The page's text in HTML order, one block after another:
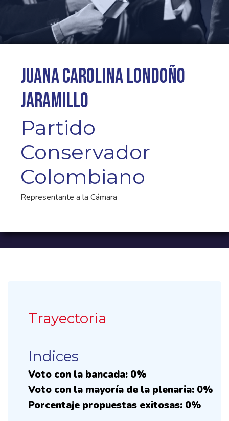
Juana Carolina Londoño
Jaramillo
Partido
Conservador
Colombiano
Representante a la Cámara
Trayectoria
Indices
Voto con la bancada: 0%
Voto con la mayoría de la plenaria: 0%
Porcentaje propuestas exitosas: 0%